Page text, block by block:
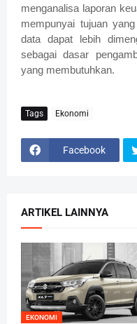
menganalisa laporan
mempunyai tujuan
data dapat lebih
sebagai dasar
yang membutuhkan.
Tags Ekonomi
Facebook
ARTIKEL LAINNYA
EKONOMI